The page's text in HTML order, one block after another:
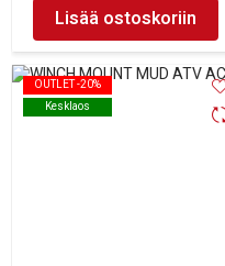
Lisää ostoskoriin
OUTLET -20%
Kesklaos
OUTLET -20%
Kesklaos